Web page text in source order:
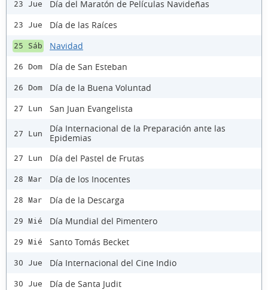
23 Jue Día del Maratón de Películas Navideñas
23 Jue Día de las Raíces
25 Sáb Navidad
26 Dom Día de San Esteban
26 Dom Día de la Buena Voluntad
27 Lun San Juan Evangelista
27 Lun
Día Internacional de la Preparación ante las
Epidemias
27 Lun Día del Pastel de Frutas
28 Mar Día de los Inocentes
28 Mar Día de la Descarga
29 Mié Día Mundial del Pimentero
29 Mié Santo Tomás Becket
30 Jue Día Internacional del Cine Indio
30 Jue Día de Santa Judit